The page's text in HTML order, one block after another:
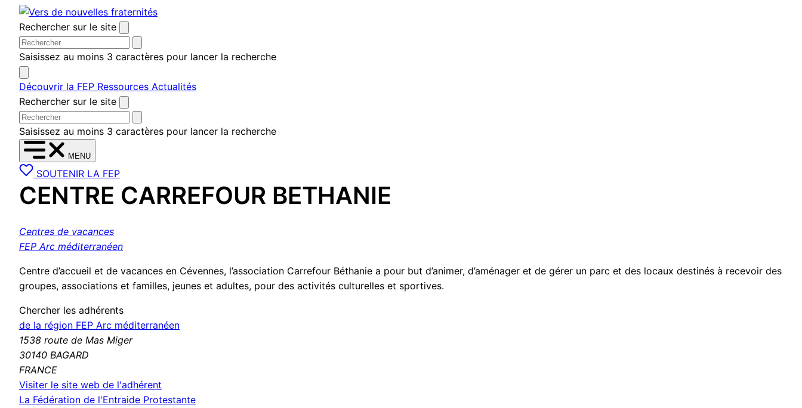
Aller
au
contenu
Rechercher sur le site
Saisissez au moins 3 caractères pour lancer la recherche
Découvrir la FEP Ressources Actualités
Rechercher sur le site
Saisissez au moins 3 caractères pour lancer la recherche
MENU
SOUTENIR LA FEP
CENTRE CARREFOUR BETHANIE
Centres de vacances
FEP Arc méditerranéen
Centre d’accueil et de vacances en Cévennes, l’association Carrefour Béthanie a pour but d’animer, d’aménager et de gérer un parc et des locaux destinés à recevoir des
groupes, associations et familles, jeunes et adultes, pour des activités culturelles et sportives.
Chercher les adhérents
de la région FEP Arc méditerranéen
1538 route de Mas Miger
30140 BAGARD
FRANCE
Visiter le site web de l'adhérent
fenêtre)
La Fédération de l'Entraide Protestante